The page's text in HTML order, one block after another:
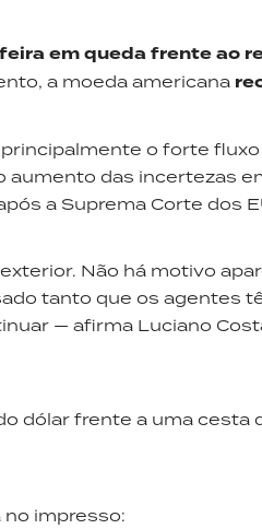
em queda frente ao
a moeda americana
o forte
das incertezas
a Suprema Corte dos
Não há motivo
tanto que os agentes
— afirma Luciano
dólar frente a uma cesta
impresso: